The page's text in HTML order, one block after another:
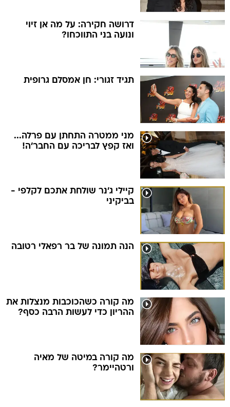
דרושה חקירה: על מה אן זיוי
ונועה בני התווכחו?
תגיד זגורי: חן אמסלם גרופית
מני ממטרה התחתן עם פרלה...
ואז קפץ לבריכה עם החבר'ה!
קיילי ג'נר שולחת אתכם לקלפי -
בביקיני
הנה תמונה של בר רפאלי רטובה
מה קורה כשהכוכבות מנצלות את
ההריון כדי לעשות הרבה כסף?
מה קורה במיטה של מאיה
ורטהיימר?